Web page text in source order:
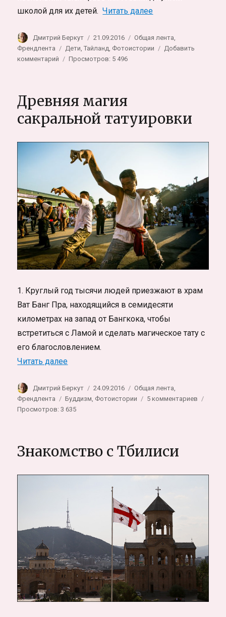
школой для их детей.Читать далее«Нелегальное
Автор
Дмитрий Беркут Опубликовано
21.09.2016 Рубрики
Общая лента
Френдлента
Метки
Дети ,Тайланд Фотоистории
Добавить
комментарий
Фотоистория
детях
из
Камбоджи
Чанге
Просмотров: 5 496
Древняя магия
сакральной татуировки
1. Круглый год тысячи людей приезжают в храм
Ват Банг Пра, находящийся в семидесяти
километрах на запад от Бангкока, чтобы
встретиться с Ламой и сделать магическое тату с
его благословлением.
Читать далее«Древняя магия сакральной татуировки»
Автор
Дмитрий Беркут Опубликовано
24.09.2016 Рубрики
Общая лента
Френдлента
Метки
Буддизм Фотоистории 5 комментариев
Просмотров: 3 635
Знакомство с Тбилиси